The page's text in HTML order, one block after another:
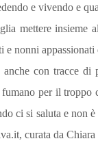
e vivendo e
mettere
e nonni
con tracce di
per il
ci si saluta e
curata da